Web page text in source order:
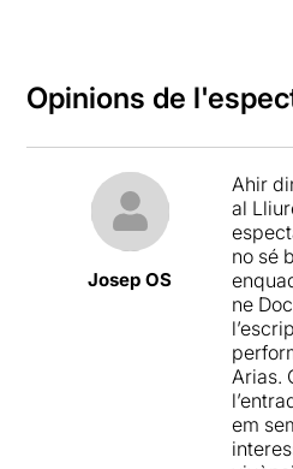
Opinions de
Josep OS
Ahir
al
no sé
ne
Arias.
em